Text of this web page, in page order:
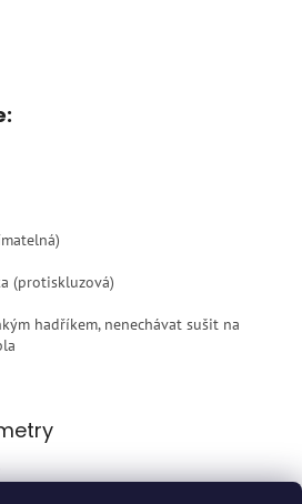
(protiskluzová)
hadříkem, nenechávat sušit na